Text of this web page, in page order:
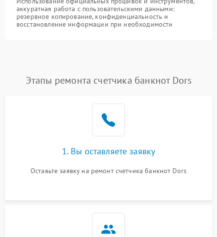
аккуратная работа с пользовательскими данными:
резервное копирование, конфиденциальность и
восстановление информации при необходимости
Этапы ремонта счетчика банкнот Dors
1. Вы оставляете заявку
Оставьте заявку на ремонт счетчика банкнот Dors